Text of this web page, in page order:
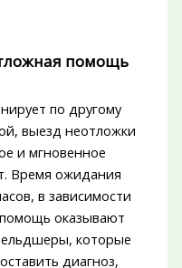
помощь
по другому
выезд неотложки
и мгновенное
Время ожидания
в зависимости
оказывают
которые
диагноз,